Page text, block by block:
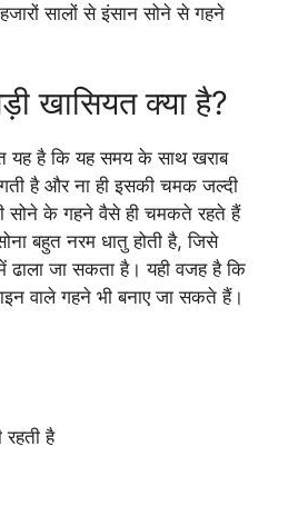
सालों से इंसान सोने से गहने
खासियत क्या है?
यह है कि यह समय के साथ खराब
है और ना ही इसकी चमक जल्दी
सोने के गहने वैसे ही चमकते रहते हैं
बहुत नरम धातु होती है, जिसे
जा सकता है। यही वजह है कि
वाले गहने भी बनाए जा सकते हैं।
है